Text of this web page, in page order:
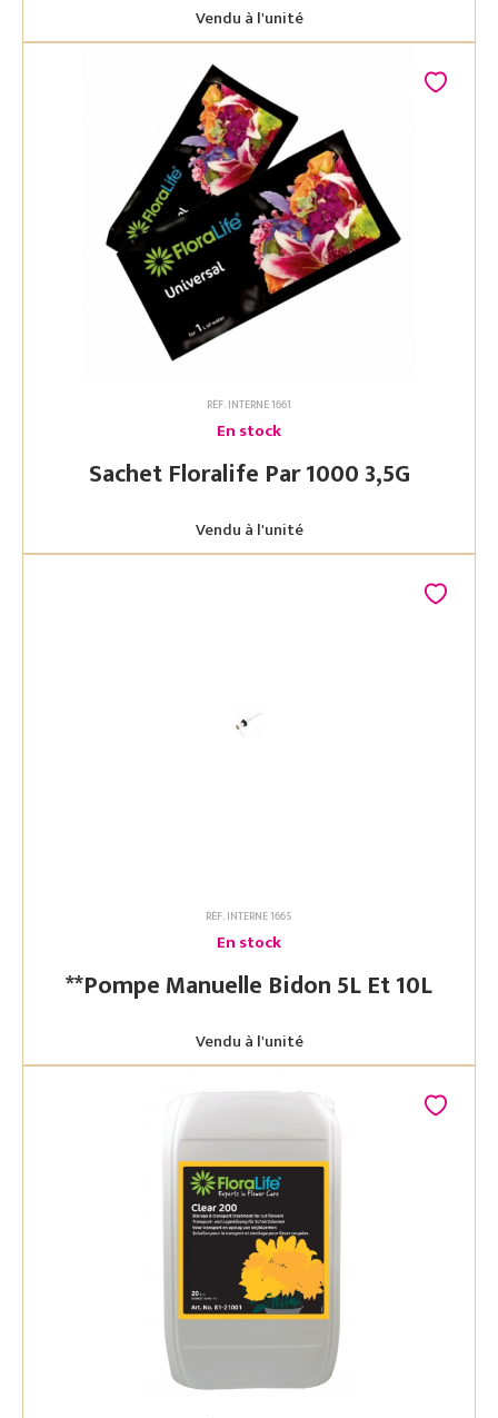
Vendu à l'unité
RÉF. INTERNE 1661
En stock
Sachet Floralife Par 1000 3,5G
Vendu à l'unité
RÉF. INTERNE 1665
En stock
**Pompe Manuelle Bidon 5L Et 10L
Vendu à l'unité